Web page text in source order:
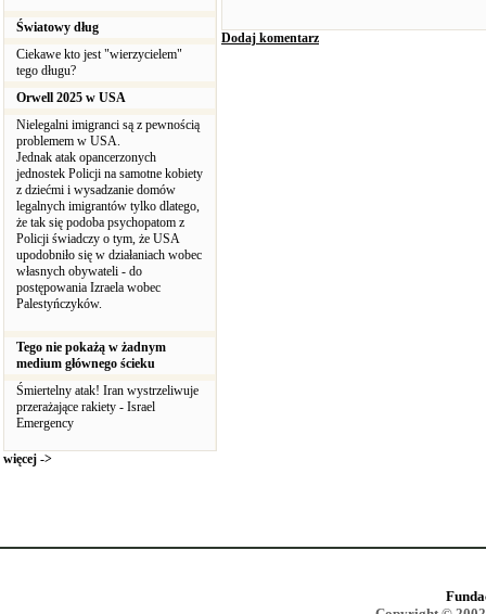
Światowy dług
Ciekawe kto jest "wierzycielem"
tego długu?
Orwell 2025 w USA
Nielegalni imigranci są z pewnością
problemem w USA.
Jednak atak opancerzonych
jednostek Policji na samotne kobiety
z dziećmi i wysadzanie domów
legalnych imigrantów tylko dlatego,
że tak się podoba psychopatom z
Policji świadczy o tym, że USA
upodobniło się w działaniach wobec
własnych obywateli - do
postępowania Izraela wobec
Palestyńczyków.
Tego nie pokażą w żadnym
medium głównego ścieku
Śmiertelny atak! Iran wystrzeliwuje
przerażające rakiety - Israel
Emergency
więcej ->
Dodaj komentarz